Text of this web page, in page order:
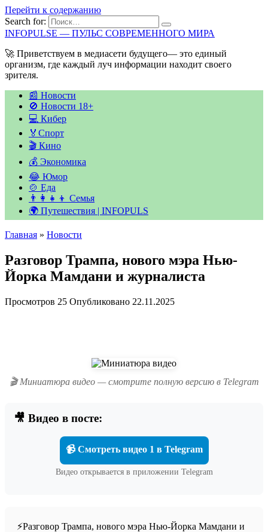
Перейти к содержанию
Search for:
INFOPULSE — ПУЛЬС СОВРЕМЕННОГО МИРА
🚀 Приветствуем в медиасети будущего— это единый
организм, где каждый луч информации находит своего
зрителя.
📰 Новости
🚫 Новости 18+
💻 Кибер
🏅Спорт
🎬 Кино
💰 Экономика
😂 Юмор
🍲 Еда
👨‍👩‍👧‍👦 Семья
🌍 Путешествия | INFOPULS
Главная » Новости
Разговор Трампа, нового мэра Нью-
Йорка Мамдани и журналиста
Просмотров 25 Опубликовано 22.11.2025
🎬 Миниатюра видео — смотрите полную версию в Telegram
🎥 Видео в посте:
📹 Смотреть видео 1 в Telegram
Видео открывается в приложении Telegram
⚡️Разговор Трампа, нового мэра Нью-Йорка Мамдани и